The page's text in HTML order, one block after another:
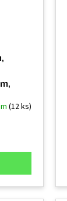
(12 ks)